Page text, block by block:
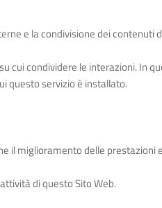
e la condivisione dei contenuti
cui condividere le interazioni. In
questo servizio è installato.
il miglioramento delle prestazioni
di questo Sito Web.